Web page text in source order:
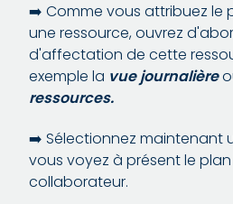
➡️ Comme vous attribuez le
une ressource, ouvrez
d'affectation de cette
exemple la vue journalière
ressources.
➡️ Sélectionnez maintenant
vous voyez à présent le
collaborateur.